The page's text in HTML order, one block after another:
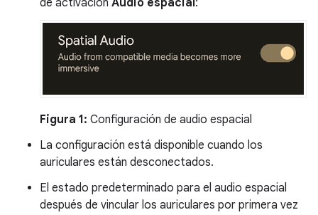
de activación Audio espacial:
Figura 1: Configuración de audio espacial
La configuración está disponible cuando los
auriculares están desconectados.
El estado predeterminado para el audio espacial
después de vincular los auriculares por primera vez